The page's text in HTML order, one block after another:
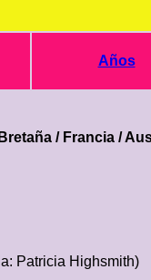
Años
/ Francia /
Patricia Highsmith)